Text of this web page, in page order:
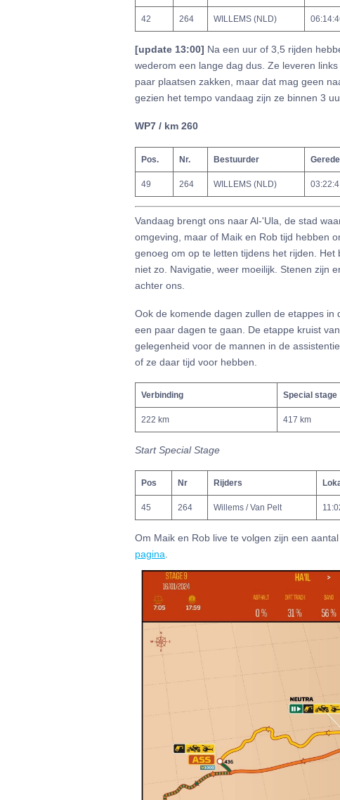
42 264 WILLEMS (NLD)
[update 13:00] Na een uur of 3,5 rijden
wederom een lange dag dus. Ze leveren
paar plaatsen zakken, maar dat mag geen
gezien het tempo vandaag zijn ze binnen 3
WP7 / km 260
Pos. Nr. Bestuurder
49 264 WILLEMS (NLD)
Vandaag brengt ons naar Al-'Ula, de stad
omgeving, maar of Maik en Rob tijd hebben
genoeg om op te letten tijdens het rijden.
niet zo. Navigatie, weer moeilijk. Stenen zijn
achter ons.
Ook de komende dagen zullen de etappes
een paar dagen te gaan. De etappe kruist
gelegenheid voor de mannen in de
of ze daar tijd voor hebben.
Verbinding Special stage
222 km 417 km
Start Special Stage
Pos Nr Rijders
45 264 Willems / Van Pelt
Om Maik en Rob live te volgen zijn een
pagina